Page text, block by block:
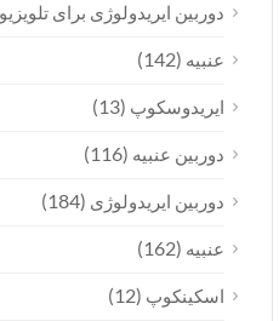
دوربین ایریدولوژی برای
عنبیه(142)
ایریدوسکوپ(13)
دوربین عنبیه(116)
دوربین ایریدولوژی (184)
عنبیه(162)
اسکینکوپ(12)